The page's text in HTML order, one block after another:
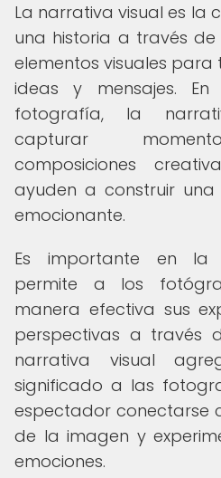
La narrativa visual es
una historia a través de
elementos visuales para
ideas y mensajes.
fotografía, la
capturar
composiciones
ayuden a construir
emocionante.
Es importante en la
permite a los
manera efectiva sus
perspectivas a través
narrativa visual
significado a las
espectador conectarse
de la imagen y
emociones.